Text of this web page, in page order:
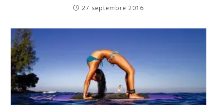
27 septembre 2016